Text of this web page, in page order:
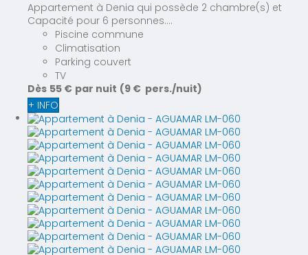
Appartement à Denia qui possède 2 chambre(s) et
Capacité pour 6 personnes....
Piscine commune
Climatisation
Parking couvert
TV
Dès 55 € par nuit (9 € pers./nuit)
+ INFO